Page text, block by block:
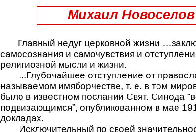
Михаил
Главный недуг церковной жизни
самосознания и самочувствия и
религиозной мысли и жизни.
...Глубочайшее отступление от
называемом имяборчестве, т. е. в том
было в известном послании Свят. Синода
подвизающимся”, опубликованном в мае
докладах.
Исключительный по своей